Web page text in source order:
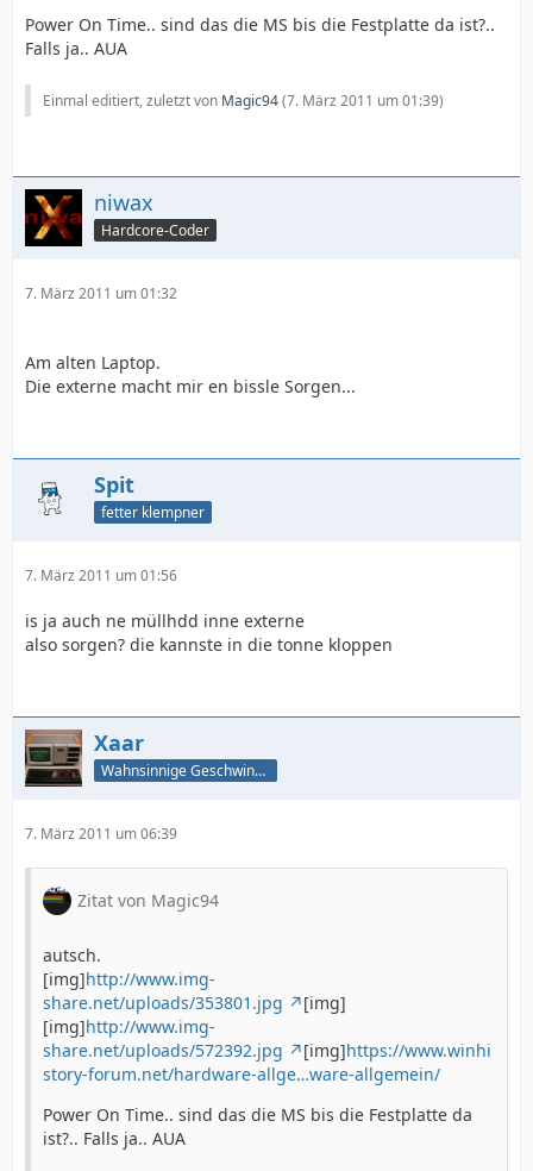
Power On Time.. sind das die MS bis die Festplatte da ist?..
Falls ja.. AUA
Einmal editiert, zuletzt von Magic94(7. März 2011 um 01:39)
niwax
Hardcore-Coder
7. März 2011 um 01:32
Am alten Laptop.
Die externe macht mir en bissle Sorgen...
Spit
fetter klempner
7. März 2011 um 01:56
is ja auch ne müllhdd inne externe
also sorgen? die kannste in die tonne kloppen
Xaar
Wahnsinnige Geschwindigkeit - und los!
7. März 2011 um 06:39
Zitat von Magic94
autsch.
[img]http://www.img-
share.net/uploads/353801.jpg
[img]
[img]http://www.img-
share.net/uploads/572392.jpg
[img]https://www.winhi
story-forum.net/hardware-allge…ware-allgemein/
Power On Time.. sind das die MS bis die Festplatte da
ist?.. Falls ja.. AUA